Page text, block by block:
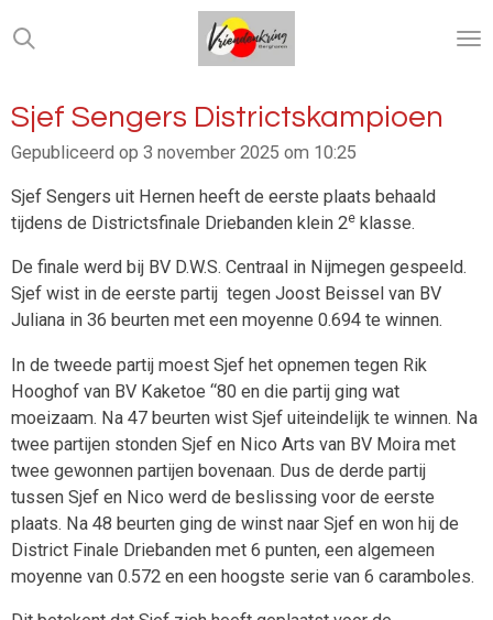
Ga
direct
de
hoofdinhoud
Sjef Sengers Districtskampioen
Gepubliceerd op 3 november 2025 om 10:25
Sjef Sengers uit Hernen heeft de eerste plaats behaald
tijdens de Districtsfinale Driebanden klein 2e klasse.
De finale werd bij BV D.W.S. Centraal in Nijmegen gespeeld.
Sjef wist in de eerste partij tegen Joost Beissel van BV
Juliana in 36 beurten met een moyenne 0.694 te winnen.
In de tweede partij moest Sjef het opnemen tegen Rik
Hooghof van BV Kaketoe “80 en die partij ging wat
moeizaam. Na 47 beurten wist Sjef uiteindelijk te winnen. Na
twee partijen stonden Sjef en Nico Arts van BV Moira met
twee gewonnen partijen bovenaan. Dus de derde partij
tussen Sjef en Nico werd de beslissing voor de eerste
plaats. Na 48 beurten ging de winst naar Sjef en won hij de
District Finale Driebanden met 6 punten, een algemeen
moyenne van 0.572 en een hoogste serie van 6 caramboles.